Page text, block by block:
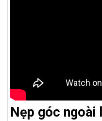
Nẹp góc ngoài